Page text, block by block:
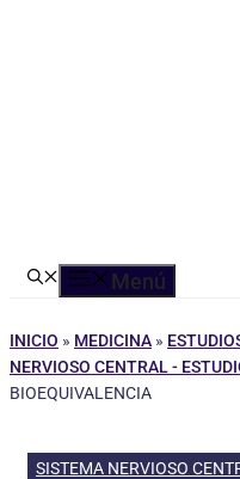
Menú
INICIO » MEDICINA »
NERVIOSO CENTRAL -
BIOEQUIVALENCIA
SISTEMA NERVIOSO